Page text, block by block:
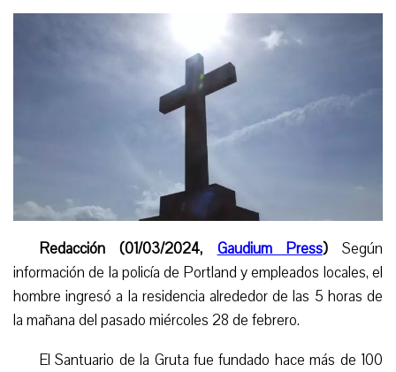
Redacción (01/03/2024, Gaudium Press)Según
información de la policía de Portland y empleados locales, el
hombre ingresó a la residencia alrededor de las 5 horas de
la mañana del pasado miércoles 28 de febrero.
El Santuario de la Gruta fue fundado hace más de 100